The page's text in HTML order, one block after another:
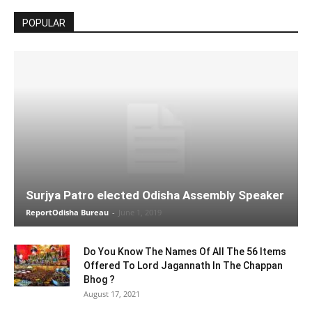
POPULAR
Surjya Patro elected Odisha Assembly Speaker
ReportOdisha Bureau - June 1, 2019
Do You Know The Names Of All The 56 Items
Offered To Lord Jagannath In The Chappan
Bhog ?
August 17, 2021